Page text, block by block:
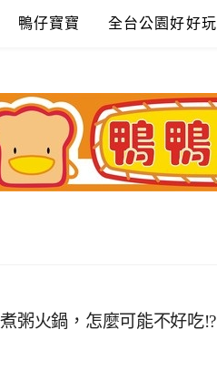
鴨仔寶寶 全台公園好好玩
粥火鍋，怎麼可能不好吃!?